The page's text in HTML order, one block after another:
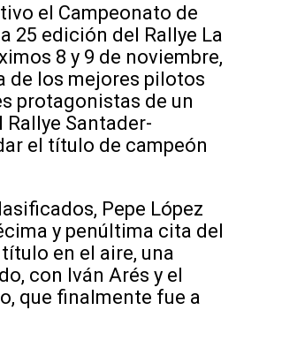
el Campeonato de
25 edición del Rallye La
8 y 9 de noviembre,
de los mejores pilotos
protagonistas de un
Santader-
el título de campeón
Pepe López
y penúltima cita del
en el aire, una
con Iván Arés y el
que finalmente fue a